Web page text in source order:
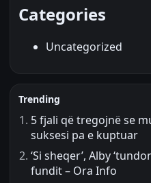
Categories
Uncategorized
Trending
5 fjali që tregojnë se
suksesi pa e kuptuar
‘Si sheqer’, Alby
fundit – Ora Info